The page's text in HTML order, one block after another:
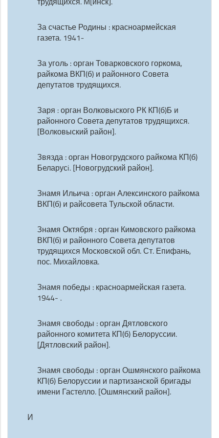
За счастье Родины : красноармейская
газета. 1941-
За уголь : орган Товарковского горкома,
райкома ВКП(б) и районного Совета
депутатов трудящихся.
Заря : орган Волковыского РК КП(б)Б и
районного Совета депутатов трудящихся.
[Волковыский район].
Звязда : орган Новогрудского райкома КП(б)
Беларусi. [Новогрудский район].
Знамя Ильича : орган Алексинского райкома
ВКП(б) и райсовета Тульской области.
Знамя Октября : орган Кимовского райкома
ВКП(б) и районного Совета депутатов
трудящихся Московской обл. Ст. Епифань,
пос. Михайловка.
Знамя победы : красноармейская газета.
1944- .
Знамя свободы : орган Дятловского
районного комитета КП(б) Белоруссии.
[Дятловский район].
Знамя свободы : орган Ошмянского райкома
КП(б) Белоруссии и партизанской бригады
имени Гастелло. [Ошмянский район].
И